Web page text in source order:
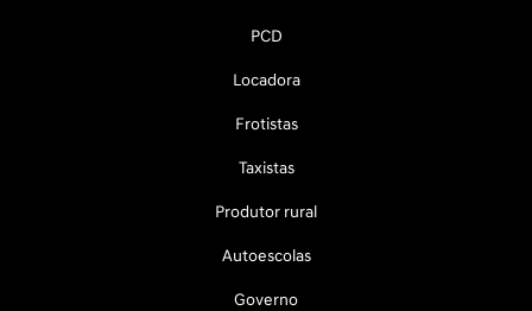
PCD
Locadora
Frotistas
Taxistas
Produtor rural
Autoescolas
Governo